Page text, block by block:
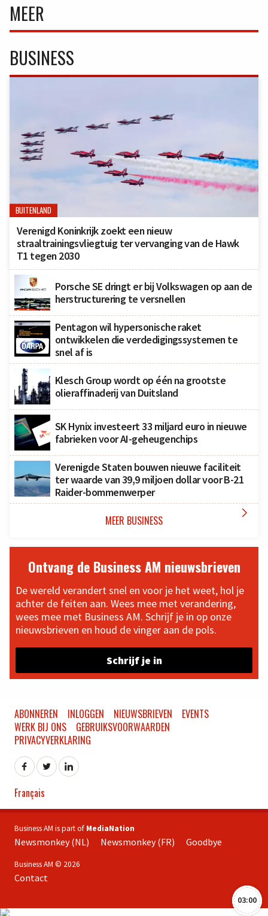
MEER
BUSINESS
BUITENLAND
Verenigd Koninkrijk zoekt een nieuw
straaltrainingsvliegtuig ter vervanging van de Hawk
T1 tegen 2030
Porsche SE dringt er bij Volkswagen op aan de
herstructurering te versnellen
Pentagon wil hypersonische raket
ontwikkelen die verdedigingssystemen te
snel af is
Klesch Group wordt op één na grootste
olieraffinaderij van Duitsland
SK Hynix investeert 33 miljard euro in nieuwe
fabrieken voor AI-geheugenchips
Verenigde Staten bouwen nieuwe faciliteit
ter waarde van 39,9 miljoen dollar voor B-21
Raider-bommenwerper
MEER BUSINESS 
Ontvang de Business AM nieuwsbrieven
De wereld verandert snel en voor je het weet, hol je
achter de feiten aan. Wees mee met verandering,
wees mee met Business AM. Schrijf je in op onze
nieuwsbrieven en houd de vinger aan de pols.
Schrijf je in
03:00
ABONNEREN INLOGGEN NIEUWSBRIEVEN
EVENTS
WERK BIJ ONS
GEBRUIKSVOORWAARDEN
PRIVACYVERKLARING
Français
Business AM is part of MediaNation
Newsmonkey (NL) Newsmonkey (FR) Goodbye
Business AM © 2026
Contact